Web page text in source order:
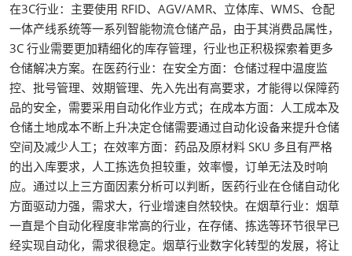
在3C行业：主要使用 RFID、AGV/AMR、立体库、WMS、仓配
一体产线系统等一系列智能物流仓储产品，由于其消费品属性，
3C 行业需要更加精细化的库存管理，行业也正积极探索着更多
仓储解决方案。在医药行业：在安全方面：仓储过程中温度监
控、批号管理、效期管理、先入先出有高要求，才能得以保障药
品的安全，需要采用自动化作业方式；在成本方面：人工成本及
仓储土地成本不断上升决定仓储需要通过自动化设备来提升仓储
空间及减少人工；在效率方面：药品及原材料 SKU 多且有严格
的出入库要求，人工拣选负担较重，效率慢，订单无法及时响
应。通过以上三方面因素分析可以判断，医药行业在仓储自动化
方面驱动力强，需求大，行业增速自然较快。在烟草行业：烟草
一直是个自动化程度非常高的行业，在存储、拣选等环节很早已
经实现自动化，需求很稳定。烟草行业数字化转型的发展，将让